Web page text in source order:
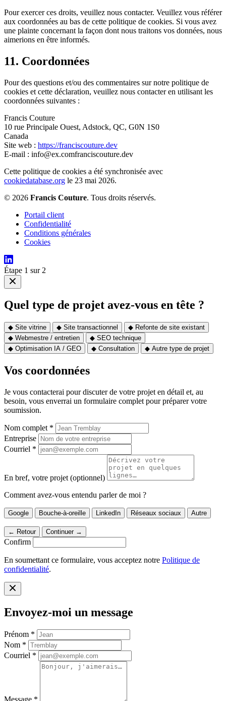
Pour exercer ces droits, veuillez nous contacter. Veuillez vous référer
aux coordonnées au bas de cette politique de cookies. Si vous avez
une plainte concernant la façon dont nous traitons vos données, nous
aimerions en être informés.
11. Coordonnées
Pour des questions et/ou des commentaires sur notre politique de
cookies et cette déclaration, veuillez nous contacter en utilisant les
coordonnées suivantes :
Francis Couture
10 rue Principale Ouest, Adstock, QC, G0N 1S0
Canada
Site web : https://franciscouture.dev
E-mail : info@ex.comfranciscouture.dev
Cette politique de cookies a été synchronisée avec
cookiedatabase.org le 23 mai 2026.
© 2026 Francis Couture. Tous droits réservés.
Portail client
Confidentialité
Conditions générales
Cookies
Étape 1 sur 2
Quel type de projet avez-vous en tête ?
◆ Site vitrine ◆ Site transactionnel ◆ Refonte de site existant
◆ Webmestre / entretien ◆ SEO technique
◆ Optimisation IA / GEO ◆ Consultation ◆ Autre type de projet
Vos coordonnées
Je vous contacterai pour discuter de votre projet en détail et, au
besoin, vous enverrai un formulaire complet pour préparer votre
soumission.
Nom complet *
Entreprise
Courriel *
En bref, votre projet (optionnel)
Comment avez-vous entendu parler de moi ?
Google Bouche-à-oreille LinkedIn Réseaux sociaux Autre
← Retour Continuer →
Confirm
En soumettant ce formulaire, vous acceptez notre Politique de
confidentialité.
Envoyez-moi un message
Prénom *
Nom *
Courriel *
Message *